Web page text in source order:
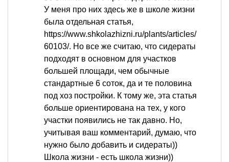
У меня про них здесь же в школе жизни
была отдельная статья,
https://www.shkolazhizni.ru/plants/articles/
60103/. Но все же считаю, что сидераты
подходят в основном для участков
большей площади, чем обычные
стандартные 6 соток, да и те половина
под хоз постройки. К тому же, эта статья
больше ориентирована на тех, у кого
участки появились не так давно. Но,
учитывая ваш комментарий, думаю, что
нужно было добавить и сидераты))
Школа жизни - есть школа жизни))